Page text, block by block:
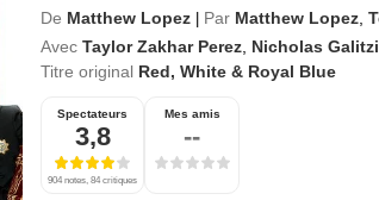
De Matthew Lopez | Par Matthew Lopez
Avec Taylor Zakhar Perez Nicholas
Titre original Red, White & Royal Blue
Spectateurs
3,8
904 notes, 84 critiques
Mes amis
--